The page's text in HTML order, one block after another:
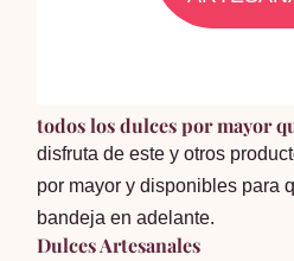
todos los dulces por mayor
disfruta de este y otros
por mayor y disponibles para
bandeja en adelante.
Dulces Artesanales